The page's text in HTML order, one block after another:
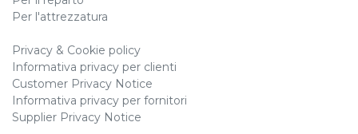
Per l'attrezzatura
Privacy & Cookie policy
Informativa privacy per clienti
Customer Privacy Notice
Informativa privacy per fornitori
Supplier Privacy Notice